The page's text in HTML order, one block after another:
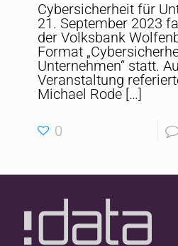
Cybersicherheit für
21. September 2023
der Volksbank
Format
Unternehmen“ statt.
Veranstaltung
Michael Rode […]
0